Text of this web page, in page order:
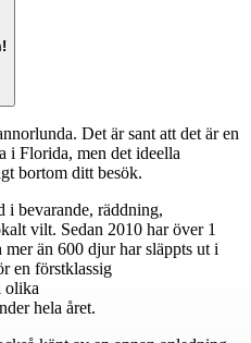
Det är sant att det är en
i Florida, men det ideella
bortom ditt besök.
i bevarande, räddning,
vilt. Sedan 2010 har över 1
än 600 djur har släppts ut i
en förstklassig
olika
hela året.